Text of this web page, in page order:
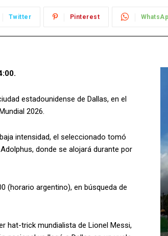
Twitter Pinterest
estadounidense de Dallas, en el
2026.
intensidad, el seleccionado tomó
donde se alojará durante por
(horario argentino), en búsqueda de
hat-trick mundialista de Lionel Messi,